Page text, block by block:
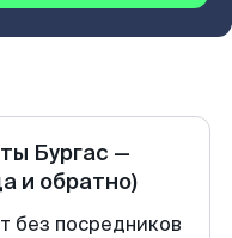
Бургас —
и обратно)
без посредников